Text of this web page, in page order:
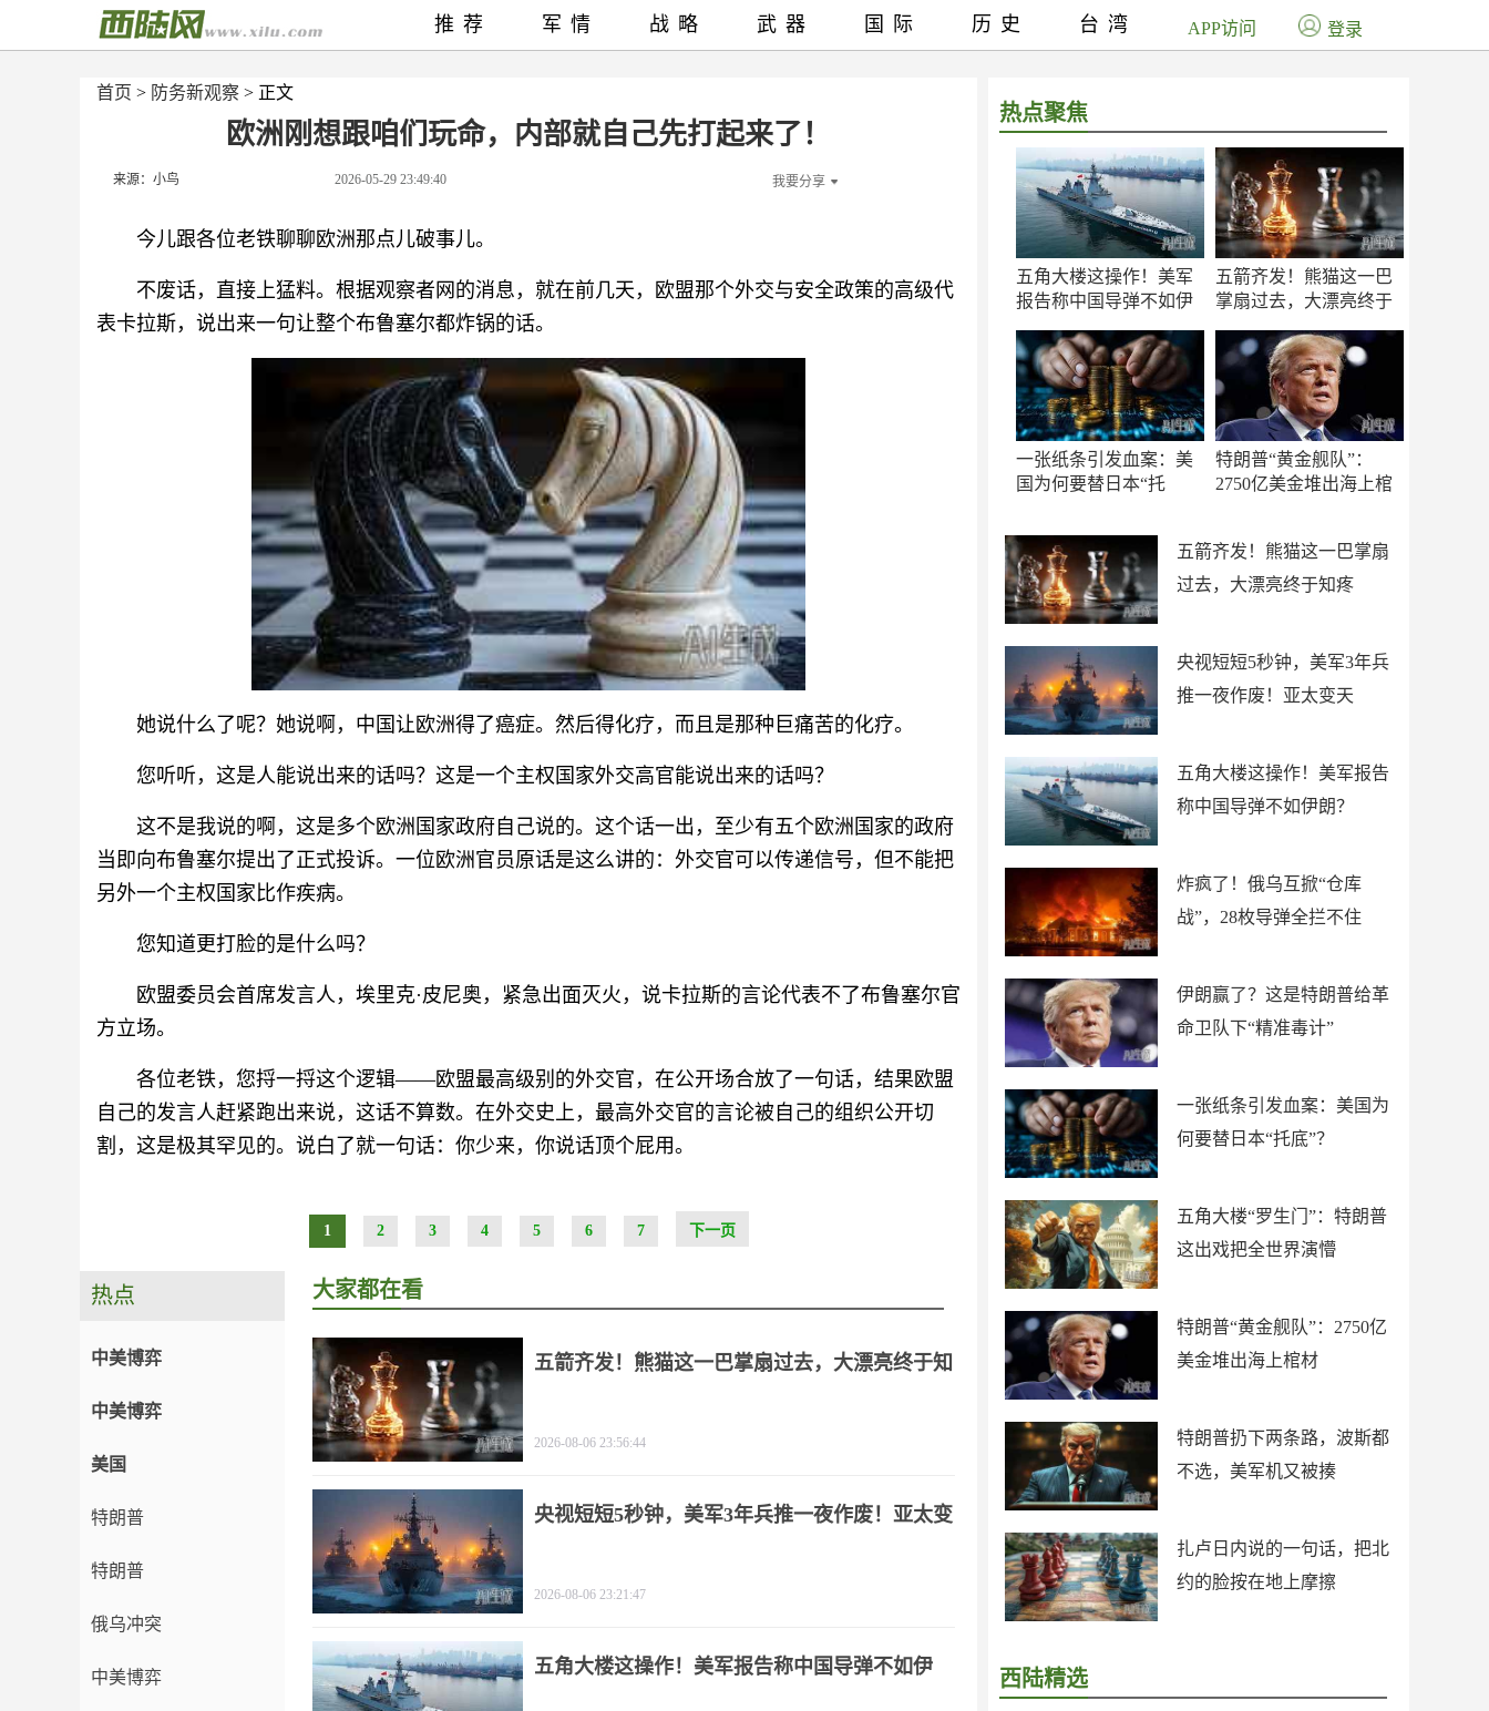
首页 > 防务新观察 > 正文
欧洲刚想跟咱们玩命，内部就自己先打起来了！
来源：小鸟 2026-05-29 23:49:40 我要分享
今儿跟各位老铁聊聊欧洲那点儿破事儿。
不废话，直接上猛料。根据观察者网的消息，就在前几天，欧盟那个外交与安全政策的高级代
表卡拉斯，说出来一句让整个布鲁塞尔都炸锅的话。
她说什么了呢？她说啊，中国让欧洲得了癌症。然后得化疗，而且是那种巨痛苦的化疗。
您听听，这是人能说出来的话吗？这是一个主权国家外交高官能说出来的话吗？
这不是我说的啊，这是多个欧洲国家政府自己说的。这个话一出，至少有五个欧洲国家的政府
当即向布鲁塞尔提出了正式投诉。一位欧洲官员原话是这么讲的：外交官可以传递信号，但不能把
另外一个主权国家比作疾病。
您知道更打脸的是什么吗？
欧盟委员会首席发言人，埃里克·皮尼奥，紧急出面灭火，说卡拉斯的言论代表不了布鲁塞尔官
方立场。
各位老铁，您捋一捋这个逻辑——欧盟最高级别的外交官，在公开场合放了一句话，结果欧盟
自己的发言人赶紧跑出来说，这话不算数。在外交史上，最高外交官的言论被自己的组织公开切
割，这是极其罕见的。说白了就一句话：你少来，你说话顶个屁用。
1 2 3 4 5 6 7 下一页
热点聚焦
五角大楼这操作！美军
报告称中国导弹不如伊
五箭齐发！熊猫这一巴
掌扇过去，大漂亮终于
一张纸条引发血案：美
国为何要替日本“托
特朗普“黄金舰队”：
2750亿美金堆出海上棺
五箭齐发！熊猫这一巴掌扇
过去，大漂亮终于知疼
央视短短5秒钟，美军3年兵
推一夜作废！亚太变天
五角大楼这操作！美军报告
称中国导弹不如伊朗？
炸疯了！俄乌互掀“仓库
战”，28枚导弹全拦不住
伊朗赢了？这是特朗普给革
命卫队下“精准毒计”
一张纸条引发血案：美国为
何要替日本“托底”？
五角大楼“罗生门”：特朗普
这出戏把全世界演懵
特朗普“黄金舰队”：2750亿
美金堆出海上棺材
特朗普扔下两条路，波斯都
不选，美军机又被揍
扎卢日内说的一句话，把北
约的脸按在地上摩擦
西陆精选
推荐 军情 战略 武器 国际 历史 台湾 APP访问 登录
热点
中美博弈
中美博弈
美国
特朗普
特朗普
俄乌冲突
中美博弈
大家都在看
五箭齐发！熊猫这一巴掌扇过去，大漂亮终于知
2026-08-06 23:56:44
央视短短5秒钟，美军3年兵推一夜作废！亚太变
2026-08-06 23:21:47
五角大楼这操作！美军报告称中国导弹不如伊